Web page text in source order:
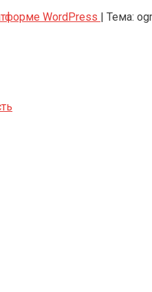
WordPress | Тема: